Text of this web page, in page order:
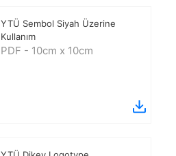
YTÜ Sembol Siyah Üzerine
Kullanım
PDF - 10cm x 10cm